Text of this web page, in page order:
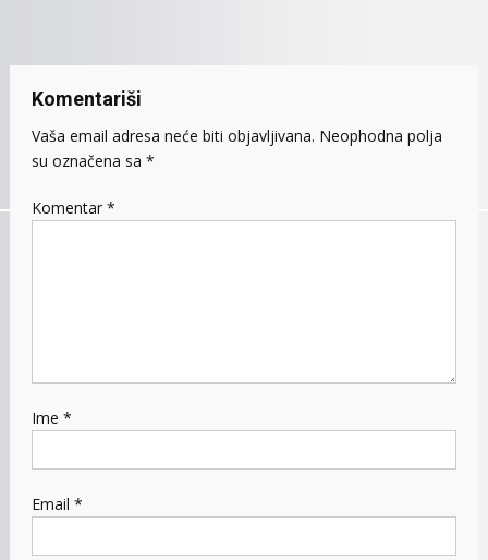
Komentariši
Vaša email adresa neće biti objavljivana. Neophodna polja
su označena sa *
Komentar *
Ime *
Email *